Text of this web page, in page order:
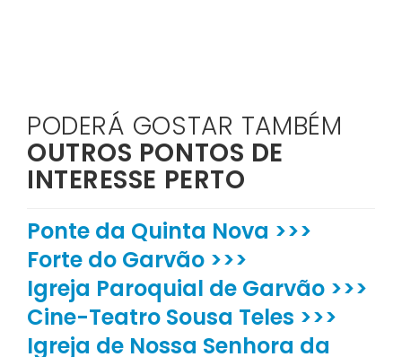
PODERÁ GOSTAR TAMBÉM
OUTROS PONTOS DE
INTERESSE PERTO
Ponte da Quinta Nova >>>
Forte do Garvão >>>
Igreja Paroquial de Garvão >>>
Cine-Teatro Sousa Teles >>>
Igreja de Nossa Senhora da